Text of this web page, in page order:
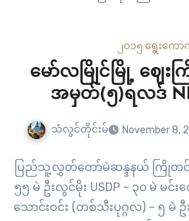
၂၀၁၅ ရွေးကေ
မော်လမြိုင်မြို့ ဈေ
အမှတ်(၅)ရလဒ်
သံလွင်တိုင်းမ် November 8,
ပြည်သူ့လွှတ်တော်မဲဆန္ဒနယ် ကြိုတင်မဲ
၅၅ မဲ ဦးလွင်မိုး USDP – ၃၀ မဲ မင်းဇ
သောင်းဝင်း (တစ်သီးပုဂ္ဂလ) – ၅ မဲ